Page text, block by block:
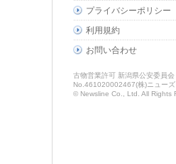
プライバシーポリシー
利用規約
お問い合わせ
古物営業許可 新潟県公安委員会
No.461020002467(株)ニューズ
© Newsline Co., Ltd. All Rights